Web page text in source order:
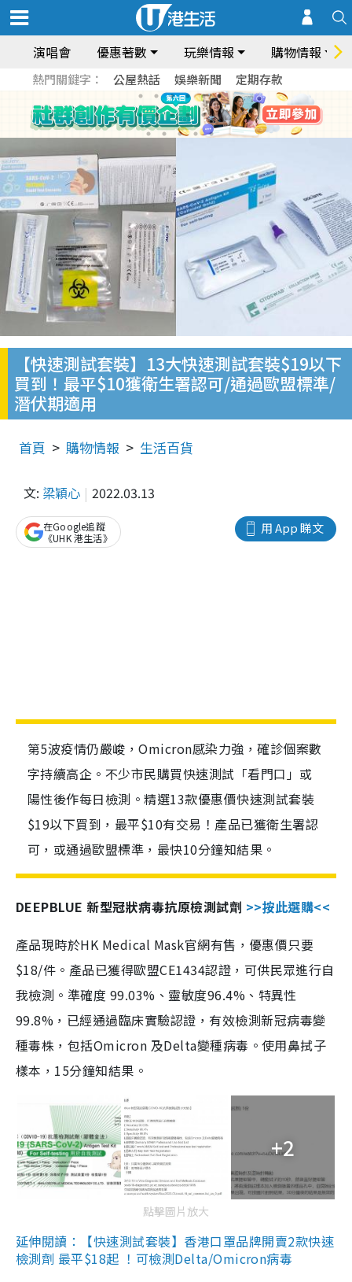
演唱會 優惠著數 玩樂情報 購物情報
熱門關鍵字： 公屋熱話 娛樂新聞 定期存款
【快速測試套裝】13大快速測試套裝$19以下
買到！最平$10獲衛生署認可/通過歐盟標準/
潛伏期適用
首頁 購物情報 生活百貨
文: 梁穎心 2022.03.13
用 App 睇文
在Google追蹤
《UHK 港生活》
第5波疫情仍嚴峻，Omicron感染力強，確診個案數
字持續高企。不少市民購買快速測試「看門口」或
陽性後作每日檢測。精選13款優惠價快速測試套裝
$19以下買到，最平$10有交易！產品已獲衛生署認
可，或通過歐盟標準，最快10分鐘知結果。
DEEPBLUE 新型冠狀病毒抗原檢測試劑 >>按此選購<<
產品現時於HK Medical Mask官網有售，優惠價只要
$18/件。產品已獲得歐盟CE1434認證，可供民眾進行自
我檢測。準確度 99.03%、靈敏度96.4%、特異性
99.8%，已經通過臨床實驗認證，有效檢測新冠病毒變
種毒株，包括Omicron 及Delta變種病毒。使用鼻拭子
樣本，15分鐘知結果。
+2
點擊圖片放大
延伸閱讀：【快速測試套裝】香港口罩品牌開賣2款快速
檢測劑 最平$18起 ！可檢測Delta/Omicron病毒